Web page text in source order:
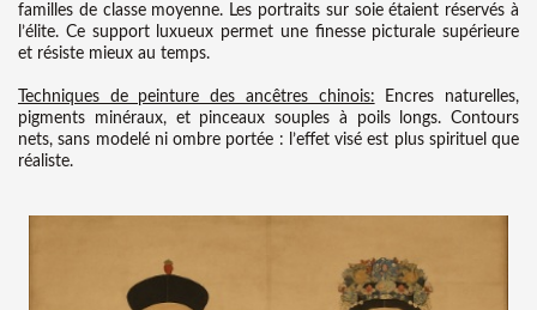
familles de classe moyenne. Les portraits sur soie étaient réservés à
l’élite. Ce support luxueux permet une finesse picturale supérieure
et résiste mieux au temps.
Techniques de peinture des ancêtres chinois: Encres naturelles,
pigments minéraux, et pinceaux souples à poils longs. Contours
nets, sans modelé ni ombre portée : l’effet visé est plus spirituel que
réaliste.